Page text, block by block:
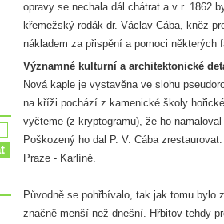
opravy se nechala dál chátrat a v r. 1862
křemežský rodák dr. Václav Cába, kněz-
nákladem za přispění a pomoci některých
Významné kulturní a architektonické
Nová kaple je vystavěna ve slohu
na kříži pochází z kamenické školy
vyčteme (z kryptogramu), že ho
Poškozený ho dal P. V. Cába
Praze - Karlíně.
Původně se pohřbívalo, tak jak tomu bylo
značně menší než dnešní. Hřbitov tehdy